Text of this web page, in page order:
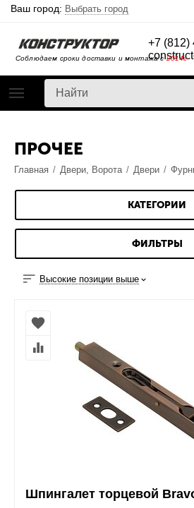
Ваш город: Выбрать город
Соблюдаем сроки доставки и монтажа с2014г
+7 (812)
ПРОЧЕЕ
Главная / Двери, Ворота / Двери /
КАТЕГОРИИ
ФИЛЬТРЫ
Высокие позиции выше
Шпингалет торцевой